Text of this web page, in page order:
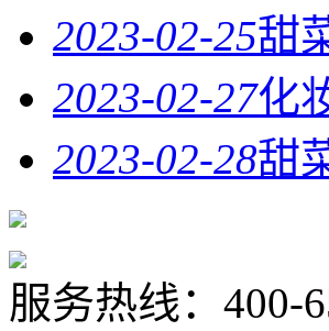
2023-02-25甜
2023-02-27化
2023-02-28甜
服务热线： 400-